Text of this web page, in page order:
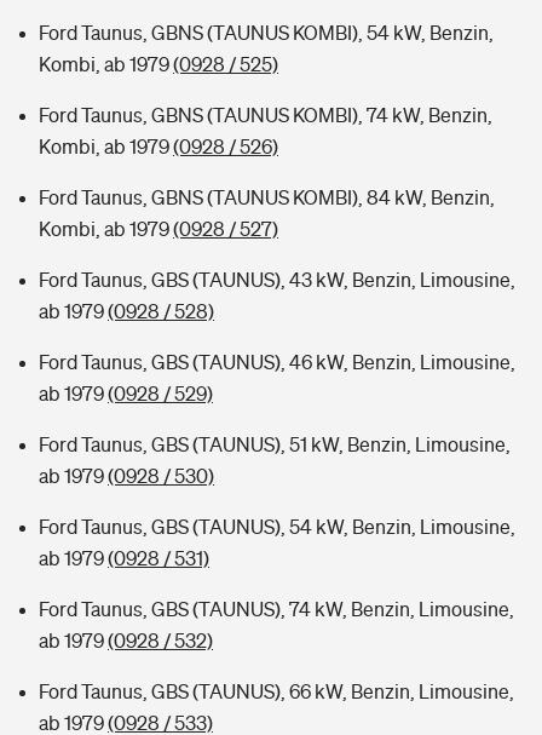
Ford Taunus, GBNS (TAUNUS KOMBI), 54 kW, Benzin,
Kombi, ab 1979(0928 / 525)
Ford Taunus, GBNS (TAUNUS KOMBI), 74 kW, Benzin,
Kombi, ab 1979(0928 / 526)
Ford Taunus, GBNS (TAUNUS KOMBI), 84 kW, Benzin,
Kombi, ab 1979(0928 / 527)
Ford Taunus, GBS (TAUNUS), 43 kW, Benzin, Limousine,
ab 1979(0928 / 528)
Ford Taunus, GBS (TAUNUS), 46 kW, Benzin, Limousine,
ab 1979(0928 / 529)
Ford Taunus, GBS (TAUNUS), 51 kW, Benzin, Limousine,
ab 1979(0928 / 530)
Ford Taunus, GBS (TAUNUS), 54 kW, Benzin, Limousine,
ab 1979(0928 / 531)
Ford Taunus, GBS (TAUNUS), 74 kW, Benzin, Limousine,
ab 1979(0928 / 532)
Ford Taunus, GBS (TAUNUS), 66 kW, Benzin, Limousine,
ab 1979(0928 / 533)